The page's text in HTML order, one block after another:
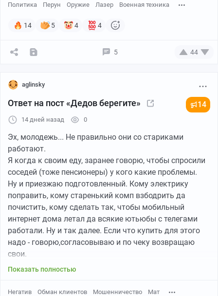
Политика Перун Оружие Лазер Военная техника
14 5 4 4
5 44
aglinsky
Ответ на пост «Дедов берегите» 14
14 дней назад 0
Эх, молодежь... Не правильно они со стариками
работают.
Я когда к своим еду, заранее говорю, чтобы спросили
соседей (тоже пенсионеры) у кого какие проблемы.
Ну и приезжаю подготовленный. Кому электрику
поправить, кому старенький комп взбодрить да
почистить, кому сделать так, чтобы мобильный
интернет дома летал да всякие ютьюбы с телегами
работали. Ну и так далее. Если что купить для этого
надо - говорю,согласовываю и по чеку возвращаю
свои.
Военный связист много чего умеет...
нынче классная банька с парильщиком? А катер для
Показать полностью
Негатив Обман клиентов Мошенничество Мат